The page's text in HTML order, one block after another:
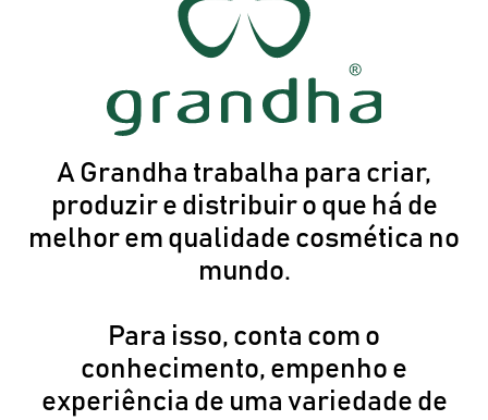
A Grandha trabalha para criar,
produzir e distribuir o que há de
melhor em qualidade cosmética no
mundo.
Para isso, conta com o
conhecimento, empenho e
experiência de uma variedade de